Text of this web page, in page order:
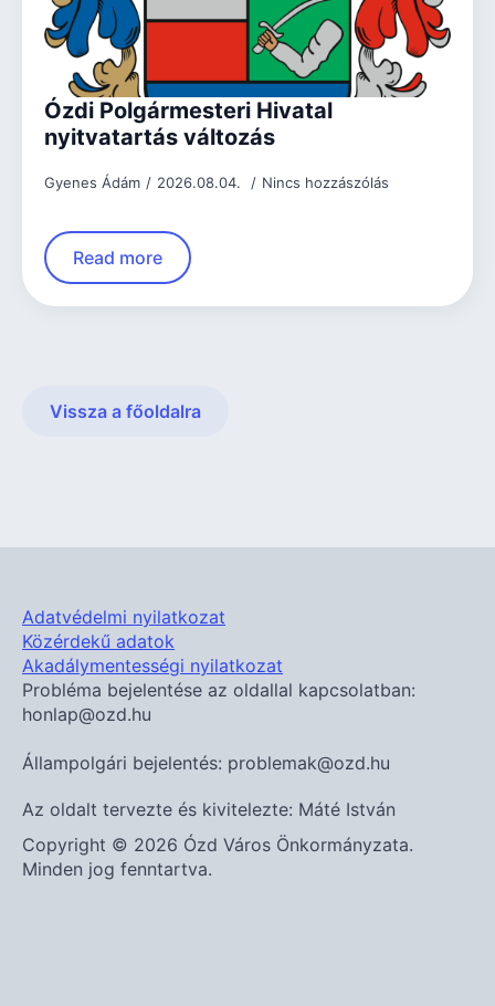
Ózdi Polgármesteri Hivatal
nyitvatartás változás
Gyenes Ádám 2026.08.04. Nincs hozzászólás
Read more
Vissza a főoldalra
Adatvédelmi nyilatkozat
Közérdekű adatok
Akadálymentességi nyilatkozat
Probléma bejelentése az oldallal kapcsolatban:
honlap@ozd.hu
Állampolgári bejelentés: problemak@ozd.hu
Az oldalt tervezte és kivitelezte: Máté István
Copyright © 2026 Ózd Város Önkormányzata.
Minden jog fenntartva.